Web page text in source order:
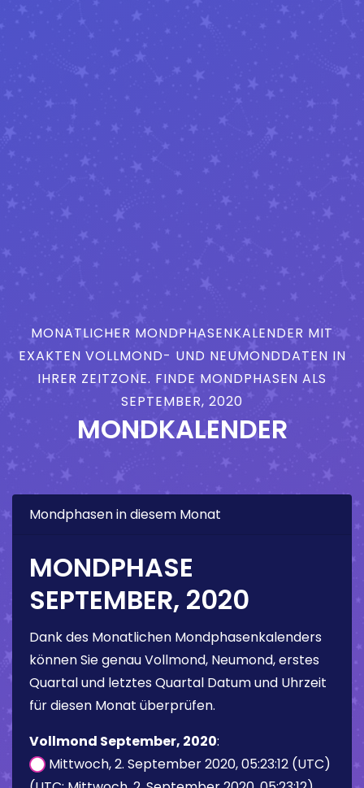
MONATLICHER MONDPHASENKALENDER MIT
EXAKTEN VOLLMOND- UND NEUMONDDATEN IN
IHRER ZEITZONE. FINDE MONDPHASEN ALS
SEPTEMBER, 2020
MONDKALENDER
Mondphasen in diesem Monat
MONDPHASE
SEPTEMBER, 2020
Dank des Monatlichen Mondphasenkalenders
können Sie genau Vollmond, Neumond, erstes
Quartal und letztes Quartal Datum und Uhrzeit
für diesen Monat überprüfen.
Vollmond September, 2020:
Mittwoch, 2. September 2020, 05:23:12 (UTC)